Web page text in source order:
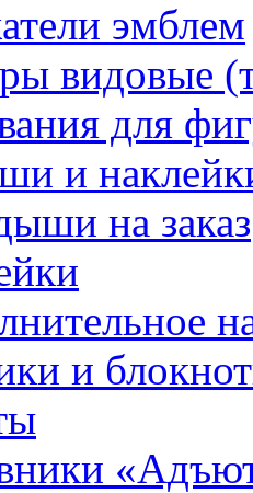
эмблем
видовые
для
и
на заказ
и